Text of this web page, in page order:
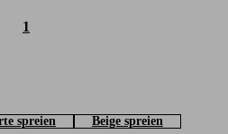
1
spreien
Beige spreien